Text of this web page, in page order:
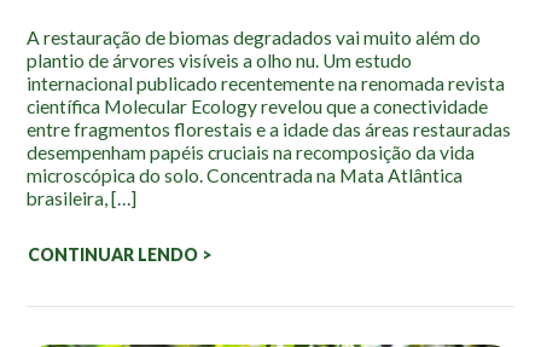
A restauração de biomas degradados vai muito além do
plantio de árvores visíveis a olho nu. Um estudo
internacional publicado recentemente na renomada revista
científica Molecular Ecology revelou que a conectividade
entre fragmentos florestais e a idade das áreas restauradas
desempenham papéis cruciais na recomposição da vida
microscópica do solo. Concentrada na Mata Atlântica
brasileira, […]
CONTINUAR LENDO >